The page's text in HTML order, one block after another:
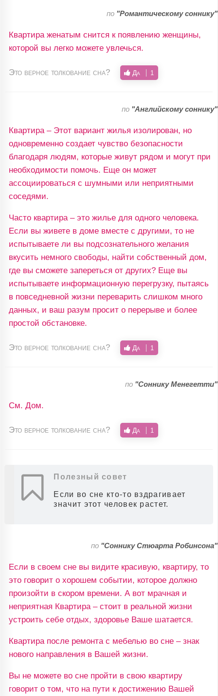
по "Романтическому соннику"
Квартира женатым снится к появлению женщины,
которой вы легко можете увлечься.
Это верное толкование сна? Да 1
по "Английскому соннику"
Квартира – Этот вариант жилья изолирован, но
одновременно создает чувство безопасности
благодаря людям, которые живут рядом и могут при
необходимости помочь. Еще он может
ассоциироваться с шумными или неприятными
соседями.
Часто квартира – это жилье для одного человека.
Если вы живете в доме вместе с другими, то не
испытываете ли вы подсознательного желания
вкусить немного свободы, найти собственный дом,
где вы сможете запереться от других? Еще вы
испытываете информационную перегрузку, пытаясь
в повседневной жизни переварить слишком много
данных, и ваш разум просит о перерыве и более
простой обстановке.
Это верное толкование сна? Да 1
по "Cоннику Менегетти"
См. Дом.
Это верное толкование сна? Да 1
Полезный совет
Если во сне кто-то вздрагивает
значит этот человек растет.
по "Соннику Стюарта Робинсона"
Если в своем сне вы видите красивую, квартиру, то
это говорит о хорошем событии, которое должно
произойти в скором времени. А вот мрачная и
неприятная Квартира – стоит в реальной жизни
устроить себе отдых, здоровье Ваше шатается.
Квартира после ремонта с мебелью во сне – знак
нового направления в Вашей жизни.
Вы не можете во сне пройти в свою квартиру
говорит о том, что на пути к достижению Вашей